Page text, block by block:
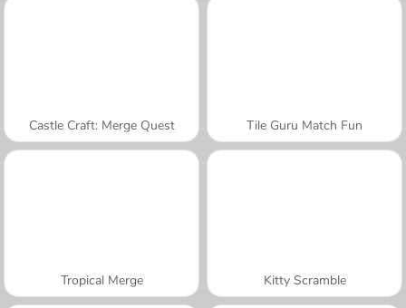
Castle Craft: Merge Quest Tile Guru Match Fun
Tropical Merge Kitty Scramble